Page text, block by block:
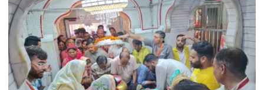
भोलेनाथ
सच्ची
भक्ति
मिसाल
100
वर्षीय
दादी
को
कंधों